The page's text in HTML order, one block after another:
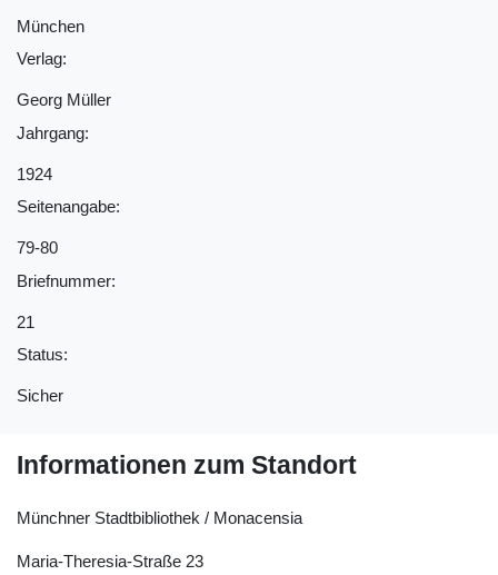
München
Verlag:
Georg Müller
Jahrgang:
1924
Seitenangabe:
79-80
Briefnummer:
21
Status:
Sicher
Informationen zum Standort
Münchner Stadtbibliothek / Monacensia
Maria-Theresia-Straße 23